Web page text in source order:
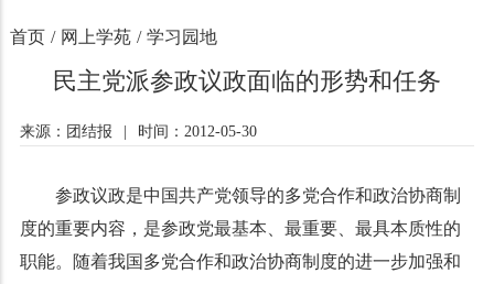
首页 / 网上学苑 / 学习园地
民主党派参政议政面临的形势和任务
来源：团结报 时间：2012-05-30
参政议政是中国共产党领导的多党合作和政治协商制
度的重要内容，是参政党最基本、最重要、最具本质性的
职能。随着我国多党合作和政治协商制度的进一步加强和